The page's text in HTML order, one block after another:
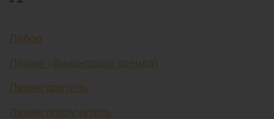
Либор
Лизинг (финансовая аренда)
Лизингодатель
Лизингополучатель